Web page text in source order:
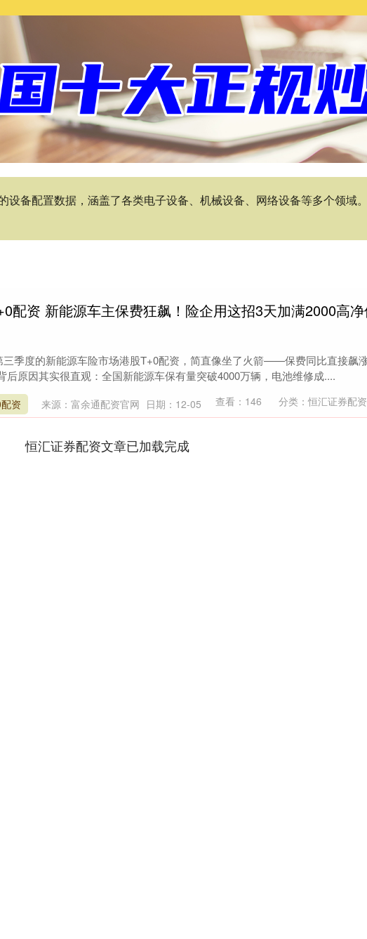
设备配置数据，涵盖了各类电子设备、机械设备、网络设备等多个领域
配资 新能源车主保费狂飙！险企用这招3天加满2000高
三季度的新能源车险市场港股T+0配资，简直像坐了火箭——保费同比直接飙
后原因其实很直观：全国新能源车保有量突破4000万辆，电池维修成....
资 来源：富余通配资官网 日期：12-05 查看： 146 分类：恒汇证券配资
恒汇证券配资文章已加载完成